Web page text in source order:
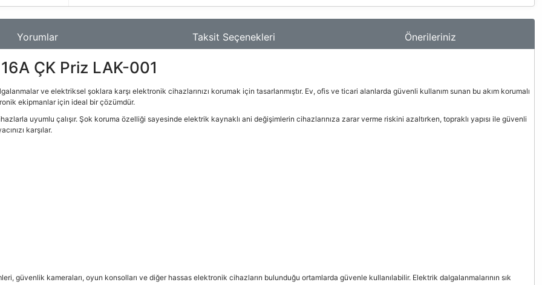
Yorumlar Taksit Seçenekleri Önerileriniz
ÇK Priz LAK-001
ve elektriksel şoklara karşı elektronik cihazlarınızı korumak için tasarlanmıştır. Ev, ofis ve ticari alanlarda güvenli kullanım sunan bu akım korumalı
ekipmanlar için ideal bir çözümdür.
uyumlu çalışır. Şok koruma özelliği sayesinde elektrik kaynaklı ani değişimlerin cihazlarınıza zarar verme riskini azaltırken, topraklı yapısı ile güvenli
karşılar.
güvenlik kameraları, oyun konsolları ve diğer hassas elektronik cihazların bulunduğu ortamlarda güvenle kullanılabilir. Elektrik dalgalanmalarının sık